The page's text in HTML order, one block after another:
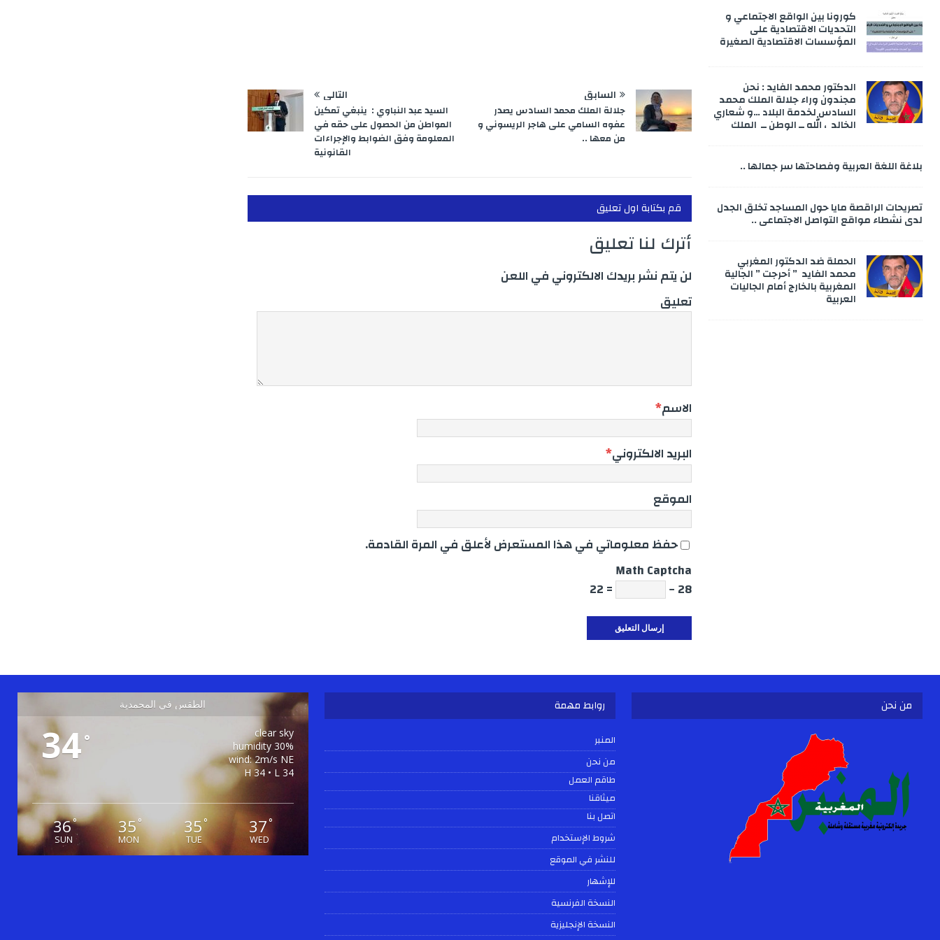
السابق
جلالة الملك محمد السادس يصدر
عفوه السامي على هاجر الريسوني و
من معها ..
التالي
السيد عبد النباوي : ينبغي تمكين
المواطن من الحصول على حقه في
المعلومة وفق الضوابط والإجراءات
القانونية
قم بكتابة اول تعليق
أترك لنا تعليق
لن يتم نشر بريدك الالكتروني في اللعن
تعليق
الاسم*
البريد الالكتروني*
الموقع
حفظ معلوماتي في هذا المستعرض لأعلق في المرة القادمة.
Math Captcha
28 −
= 22
كورونا بين الواقع الاجتماعي و
التحديات الاقتصادية على
المؤسسات الاقتصادية الصغيرة
الدكتور محمد الفايد : نحن
مجندون وراء جلالة الملك محمد
السادس لخدمة البلاد …و شعاري
الخالد ، الله ــ الوطن ــ الملك
بلاغة اللغة العربية وفصاحتها سر جمالها ..
تصريحات الراقصة مايا حول المساجد تخلق الجدل
لدى نشطاء مواقع التواصل الاجتماعي ..
الحملة ضد الدكتور المغربي
محمد الفايد ” أحرجت ” الجالية
المغربية بالخارج أمام الجاليات
العربية
من نحن روابط مهمة
المنبر
من نحن
طاقم العمل
ميثاقنا
اتصل بنا
شروط الإستخدام
للنشر في الموقع
للإشهار
النسخة الفرنسية
النسخة الإنجليزية
الطقس في المحمدية
34°
clear sky
30% humidity
wind: 2m/s NE
H 34 • L 34
36°
SUN
35°
MON
35 °
TUE
37°
WED